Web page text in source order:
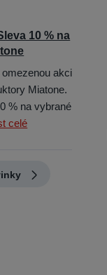
10 % na
akci
Miatone.
% na vybrané
celé